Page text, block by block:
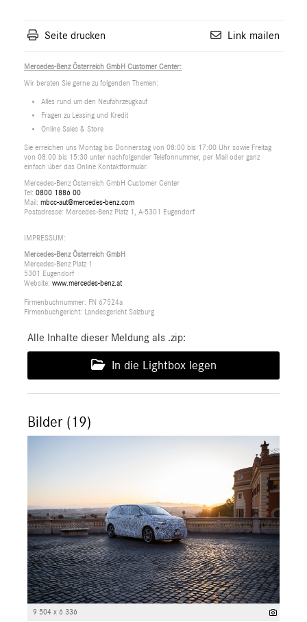
Seite drucken Link mailen
Mercedes-Benz Österreich GmbH Customer Center:
Wir beraten Sie gerne zu folgenden Themen:
Alles rund um den Neufahrzeugkauf
Fragen zu Leasing und Kredit
Online Sales & Store
Sie erreichen uns Montag bis Donnerstag von 08:00 bis 17:00 Uhr sowie Freitag
von 08:00 bis 15:30 unter nachfolgender Telefonnummer, per Mail oder ganz
einfach über das Online Kontaktformular.
Mercedes-Benz Österreich GmbH Customer Center
Tel: 0800 1886 00
Mail: mbcc-aut@mercedes-benz.com
Postadresse: Mercedes-Benz Platz 1, A-5301 Eugendorf
IMPRESSUM:
Mercedes-Benz Österreich GmbH
Mercedes-Benz Platz 1
5301 Eugendorf
Website: www.mercedes-benz.at
Firmenbuchnummer: FN 67524a
Firmenbuchgericht: Landesgericht Salzburg
Alle Inhalte dieser Meldung als .zip:
In die Lightbox legen
Bilder (19)
9 504 x 6 336